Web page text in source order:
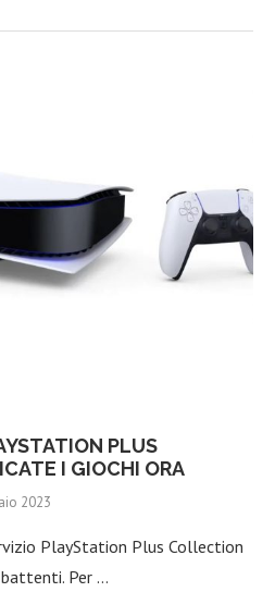
PLUS
I GIOCHI ORA
2023
PlayStation Plus Collection
Per …